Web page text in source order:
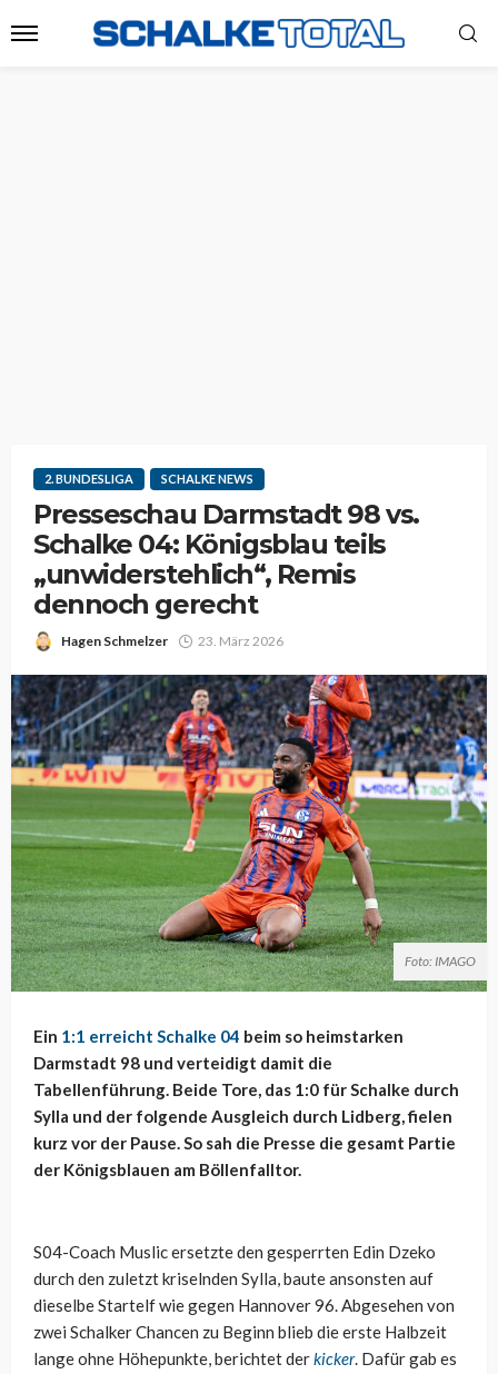
2. BUNDESLIGA SCHALKE NEWS
Presseschau Darmstadt 98 vs.
Schalke 04: Königsblau teils
„unwiderstehlich“, Remis
dennoch gerecht
Hagen Schmelzer 23. März 2026
Foto: IMAGO
Ein 1:1 erreicht Schalke 04 beim so heimstarken
Darmstadt 98 und verteidigt damit die
Tabellenführung. Beide Tore, das 1:0 für Schalke durch
Sylla und der folgende Ausgleich durch Lidberg, fielen
kurz vor der Pause. So sah die Presse die gesamt Partie
der Königsblauen am Böllenfalltor.
S04-Coach Muslic ersetzte den gesperrten Edin Dzeko
durch den zuletzt kriselnden Sylla, baute ansonsten auf
dieselbe Startelf wie gegen Hannover 96. Abgesehen von
zwei Schalker Chancen zu Beginn blieb die erste Halbzeit
lange ohne Höhepunkte, berichtet derkicker. Dafür gab es